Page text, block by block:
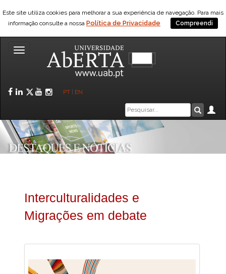
Este site utiliza cookies para melhorar a sua experiência de navegação. Para mais
informação consulte a nossa Política de Privacidade Compreendi
Toggle
Facebook
LinkedIn
Twitter
YouTube
Instagram
PT EN
Caixa
de
pesquisa
Interculturalidades e
Migrações em debate